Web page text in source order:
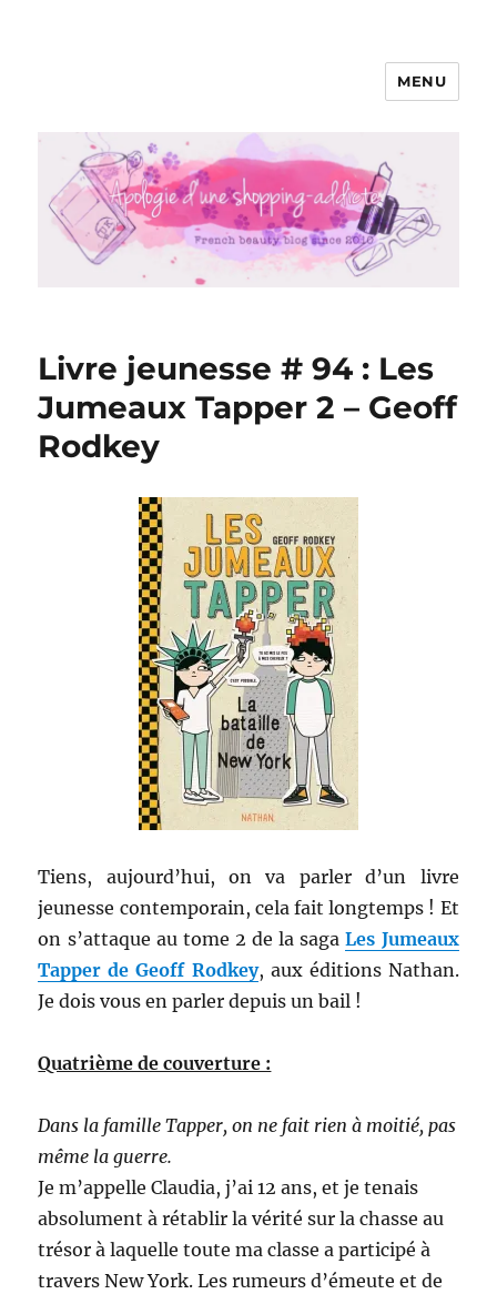
Apologie d'une Shopping-addicte
MENU
Livre jeunesse # 94 : Les
Jumeaux Tapper 2 – Geoff
Rodkey
Tiens, aujourd’hui, on va parler d’un livre
jeunesse contemporain, cela fait longtemps ! Et
on s’attaque au tome 2 de la sagaLes Jumeaux
Tapper de Geoff Rodkey, aux éditions Nathan.
Je dois vous en parler depuis un bail !
Quatrième de couverture :
Dans la famille Tapper, on ne fait rien à moitié, pas
même la guerre.
Je m’appelle Claudia, j’ai 12 ans, et je tenais
absolument à rétablir la vérité sur la chasse au
trésor à laquelle toute ma classe a participé à
travers New York. Les rumeurs d’émeute et de